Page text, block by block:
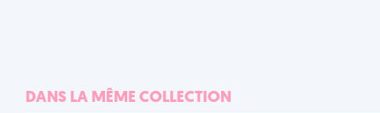
DANS LA MÊME COLLECTION